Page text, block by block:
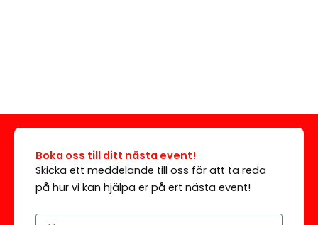
Boka oss till ditt nästa event!
Skicka ett meddelande till oss för att ta reda
på hur vi kan hjälpa er på ert nästa event!
Namn